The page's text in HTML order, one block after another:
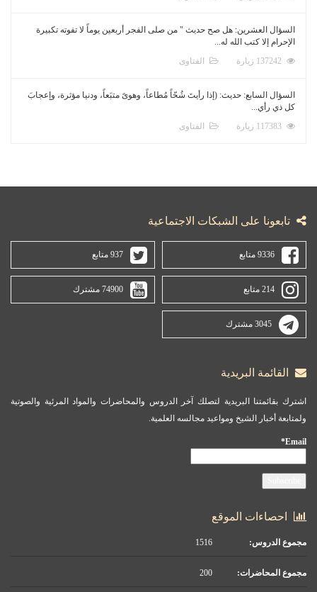
السؤال العشرين: هل صح حديث " من صلى الفجر أربعين يوماً لا تفوته تكبيرة
الإحرام إلا كتب الله له...
الفتاوى
السؤال السابع: حديث: (إذا رأيتَ شُحّاً مُطاعاً، وهوىً متبَعاً، ودنيا مؤثرة، وإعجابَ
كل ذي رأي...
الفتاوى
تابعونا على الشبكات الاجتماعية
9336 متابع 937 متابع
214 متابع 74900 مشترك
3045 مشترك
القائمة البريدية
اشترك بقائمتنا البريدية لتصلك آخر الدروس والمحاضرات والمواد المرئية والصوتية
ولمتابعة أخبار الشيخ ومواعيد مجالسه العلمية.
Email*
احصاءات الموقع
مجموع الدروس:
مجموع المحاضرات: